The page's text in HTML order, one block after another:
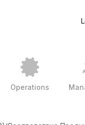
Operations